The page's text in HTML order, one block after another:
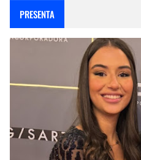
PRESENTA